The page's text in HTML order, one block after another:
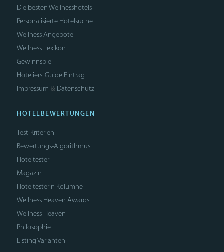
Die besten Wellnesshotels
Personalisierte Hotelsuche
Wellness Angebote
Wellness Lexikon
Gewinnspiel
Hoteliers: Guide Eintrag
Impressum & Datenschutz
HOTELBEWERTUNGEN
Test-Kriterien
Bewertungs-Algorithmus
Hoteltester
Magazin
Hoteltesterin Kolumne
Wellness Heaven Awards
Wellness Heaven
Philosophie
Listing Varianten